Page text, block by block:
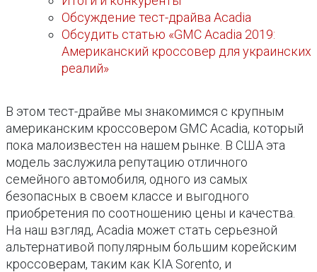
Обсуждение тест-драйва Acadia
Обсудить статью «GMC Acadia 2019:
Американский кроссовер для украинских
реалий»
В этом тест-драйве мы знакомимся с крупным
американским кроссовером GMC Acadia, который
пока малоизвестен на нашем рынке. В США эта
модель заслужила репутацию отличного
семейного автомобиля, одного из самых
безопасных в своем классе и выгодного
приобретения по соотношению цены и качества.
На наш взгляд, Acadia может стать серьезной
альтернативой популярным большим корейским
кроссоверам, таким как KIA Sorento, и